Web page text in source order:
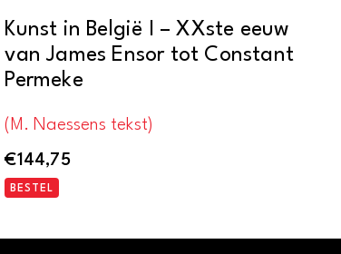
Kunst in België I – XXste eeuw
van James Ensor tot Constant
Permeke
(M. Naessens tekst)
€144,75
BESTEL